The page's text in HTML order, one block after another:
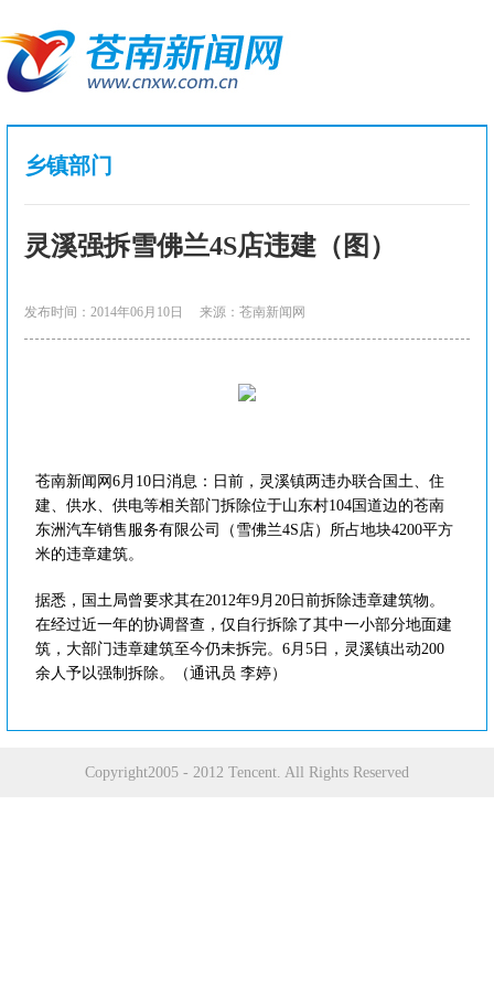
乡镇部门
灵溪强拆雪佛兰4S店违建（图）
发布时间：2014年06月10日 来源：苍南新闻网
苍南新闻网6月10日消息：日前，灵溪镇两违办联合国土、住
建、供水、供电等相关部门拆除位于山东村104国道边的苍南
东洲汽车销售服务有限公司（雪佛兰4S店）所占地块4200平方
米的违章建筑。
据悉，国土局曾要求其在2012年9月20日前拆除违章建筑物。
在经过近一年的协调督查，仅自行拆除了其中一小部分地面建
筑，大部门违章建筑至今仍未拆完。6月5日，灵溪镇出动200
余人予以强制拆除。（通讯员 李婷）
Copyright2005 - 2012 Tencent. All Rights Reserved